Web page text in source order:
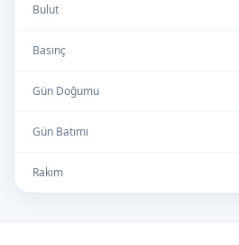
Bulut
Basınç
Gün Doğumu
Gün Batımı
Rakım